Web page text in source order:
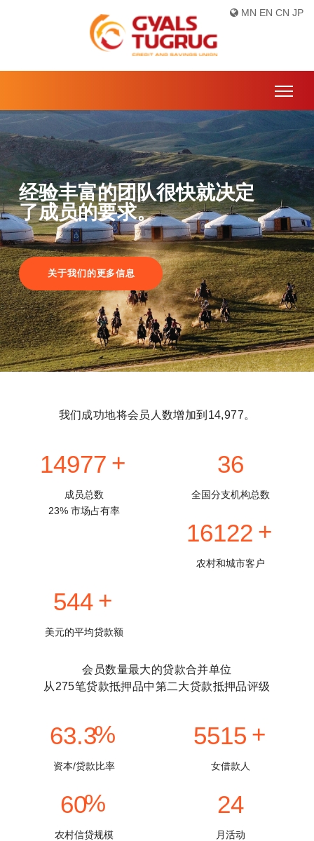
MN EN CN JP
经验丰富的团队很快就决定
了成员的要求。
关于我们的更多信息
我们成功地将会员人数增加到14,977。
14977
成员总数
23% 市场占有率
36
全国分支机构总数
16122
农村和城市客户
544
美元的平均贷款额
会员数量最大的贷款合并单位
从275笔贷款抵押品中第二大贷款抵押品评级
63.3
资本/贷款比率
5515
女借款人
60
农村信贷规模
24
月活动